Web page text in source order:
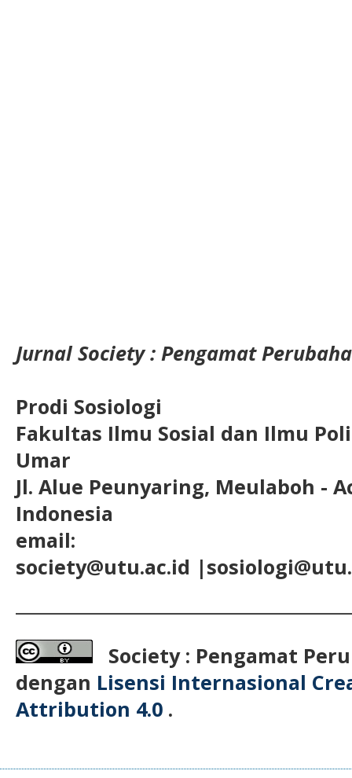
Jurnal Society : Pengamat
Prodi Sosiologi
Fakultas Ilmu Sosial dan Ilmu
Umar
Jl. Alue Peunyaring, Meulaboh -
Indonesia
email:
society@utu.ac.id
Society : Pengamat
dengan Lisensi Internasional
Attribution 4.0 .